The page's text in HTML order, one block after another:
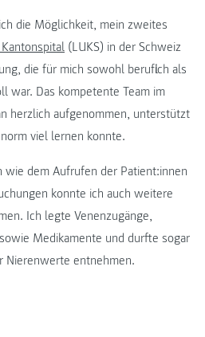
die Möglichkeit, mein zweites
(LUKS) in der Schweiz
die für mich sowohl beruflich als
war. Das kompetente Team im
herzlich aufgenommen, unterstützt
viel lernen konnte.
wie dem Aufrufen der Patient:innen
konnte ich auch weitere
Ich legte Venenzugänge,
Medikamente und durfte sogar
Nierenwerte entnehmen.